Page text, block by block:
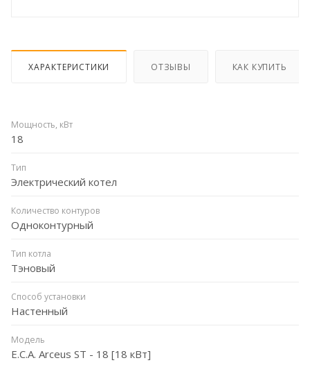
ХАРАКТЕРИСТИКИ ОТЗЫВЫ КАК КУПИТЬ
Мощность, кВт
18
Тип
Электрический котел
Количество контуров
Одноконтурный
Тип котла
Тэновый
Способ установки
Настенный
Модель
E.C.A. Arceus ST - 18 [18 кВт]